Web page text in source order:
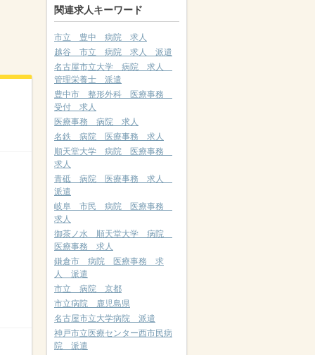
関連求人キーワード
市立 豊中 病院 求人
越谷 市立 病院 求人 派遣
名古屋市立大学 病院 求人
管理栄養士 派遣
豊中市 整形外科 医療事務
受付 求人
医療事務 病院 求人
名鉄 病院 医療事務 求人
順天堂大学 病院 医療事務
求人
青砥 病院 医療事務 求人
派遣
岐阜 市民 病院 医療事務
求人
御茶ノ水 順天堂大学 病院
医療事務 求人
鎌倉市 病院 医療事務 求
人 派遣
市立 病院 京都
市立病院 鹿児島県
名古屋市立大学病院 派遣
神戸市立医療センター西市民病
院 派遣